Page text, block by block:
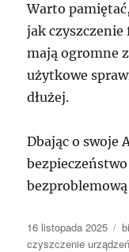
Warto
jak
mają ogromne
użytkowe
dłużej.
Dbając o swoje
Data
publikacji
16 listopada 2025
czyszczenie